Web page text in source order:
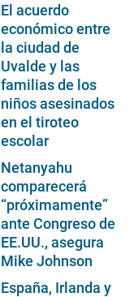
El acuerdo
económico entre
la ciudad de
Uvalde y las
familias de los
niños asesinados
en el tiroteo
escolar
Netanyahu
comparecerá
“próximamente”
ante Congreso de
EE.UU., asegura
Mike Johnson
España, Irlanda y